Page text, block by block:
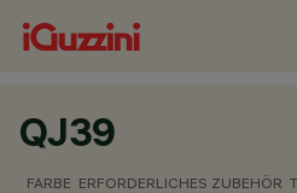
QJ39
FARBE ERFORDERLICHES ZUBEHÖR